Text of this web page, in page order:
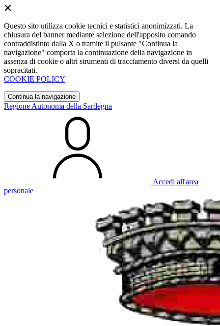
Questo sito utilizza cookie tecnici e statistici anonimizzati. La
chiusura del banner mediante selezione dell'apposito comando
contraddistinto dalla X o tramite il pulsante "Continua la
navigazione" comporta la continuazione della navigazione in
assenza di cookie o altri strumenti di tracciamento diversi da quelli
sopracitati.
COOKIE POLICY
Continua la navigazione
Regione Autonoma della Sardegna
Accedi all'area
personale